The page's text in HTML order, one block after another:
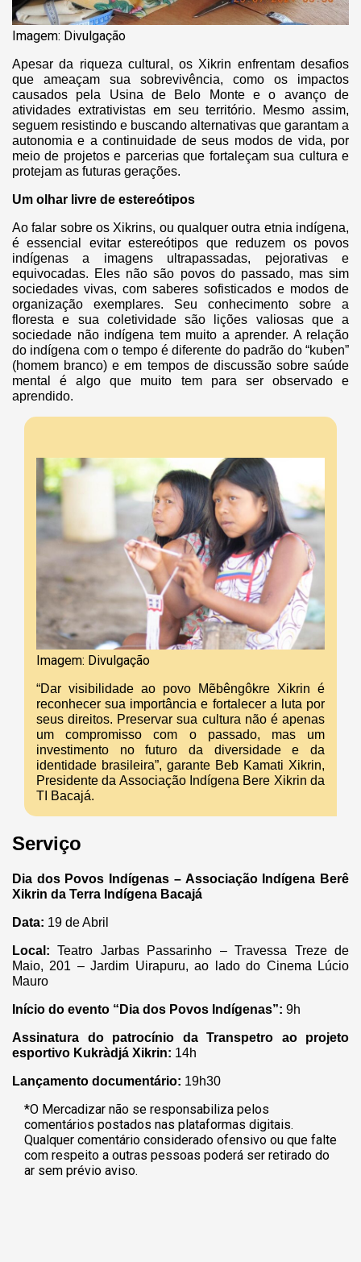
Imagem: Divulgação
Apesar da riqueza cultural, os Xikrin enfrentam desafios
que ameaçam sua sobrevivência, como os impactos
causados pela Usina de Belo Monte e o avanço de
atividades extrativistas em seu território. Mesmo assim,
seguem resistindo e buscando alternativas que garantam a
autonomia e a continuidade de seus modos de vida, por
meio de projetos e parcerias que fortaleçam sua cultura e
protejam as futuras gerações.
Um olhar livre de estereótipos
Ao falar sobre os Xikrins, ou qualquer outra etnia indígena,
é essencial evitar estereótipos que reduzem os povos
indígenas a imagens ultrapassadas, pejorativas e
equivocadas. Eles não são povos do passado, mas sim
sociedades vivas, com saberes sofisticados e modos de
organização exemplares. Seu conhecimento sobre a
floresta e sua coletividade são lições valiosas que a
sociedade não indígena tem muito a aprender. A relação
do indígena com o tempo é diferente do padrão do “kuben”
(homem branco) e em tempos de discussão sobre saúde
mental é algo que muito tem para ser observado e
aprendido.
Imagem: Divulgação
“Dar visibilidade ao povo Mẽbêngôkre Xikrin é
reconhecer sua importância e fortalecer a luta por
seus direitos. Preservar sua cultura não é apenas
um compromisso com o passado, mas um
investimento no futuro da diversidade e da
identidade brasileira”, garante Beb Kamati Xikrin,
Presidente da Associação Indígena Bere Xikrin da
TI Bacajá.
Serviço
Dia dos Povos Indígenas – Associação Indígena Berê
Xikrin da Terra Indígena Bacajá
Data: 19 de Abril
Local:Teatro Jarbas Passarinho – Travessa Treze de
Maio, 201 – Jardim Uirapuru, ao lado do Cinema Lúcio
Mauro
Início do evento “Dia dos Povos Indígenas”: 9h
Assinatura do patrocínio da Transpetro ao projeto
esportivo Kukràdjá Xikrin: 14h
Lançamento documentário: 19h30
*O Mercadizar não se responsabiliza pelos
comentários postados nas plataformas digitais.
Qualquer comentário considerado ofensivo ou que falte
com respeito a outras pessoas poderá ser retirado do
ar sem prévio aviso.